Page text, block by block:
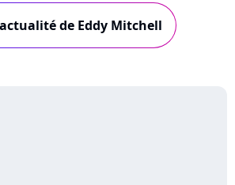
de Eddy Mitchell